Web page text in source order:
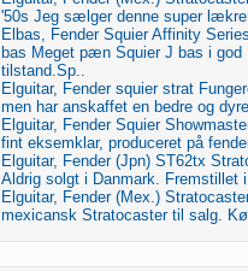
'50s Jeg sælger denne super lækre
Elbas, Fender Squier Affinity
bas Meget pæn Squier J bas i god
tilstand.Sp..
Elguitar, Fender squier strat
men har anskaffet en bedre og
Elguitar, Fender Squier
fint eksemklar, produceret på
Elguitar, Fender (Jpn) ST62tx
Aldrig solgt i Danmark. Fremstillet
Elguitar, Fender (Mex.)
mexicansk Stratocaster til salg.